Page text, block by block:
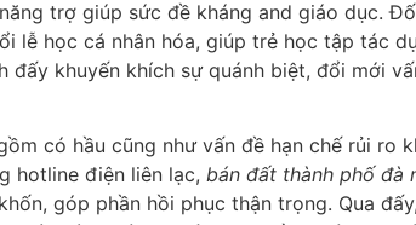
trợ giúp sức đề kháng and giáo dục.
lễ học cá nhân hóa, giúp trẻ học tập tác
khuyến khích sự quánh biệt, đổi mới
có hầu cũng như vấn đề hạn chế rủi ro
hotline điện liên lạc, bán đất thành phố đà
góp phần hồi phục thận trọng. Qua đấy,